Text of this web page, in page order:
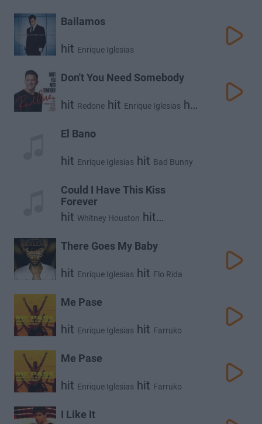
Bailamos
hit Enrique Iglesias
Don't You Need Somebody
hit Redone hit Enrique Iglesias hit
El Bano
hit Enrique Iglesias hit Bad Bunny
Could I Have This Kiss
Forever
hit Whitney Houston hit
There Goes My Baby
hit Enrique Iglesias hit Flo Rida
Me Pase
hit Enrique Iglesias hit Farruko
Me Pase
hit Enrique Iglesias hit Farruko
I Like It